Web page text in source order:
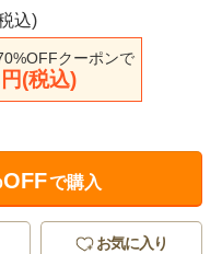
込)
クーポンで
(税込)
で購入
お気に入り